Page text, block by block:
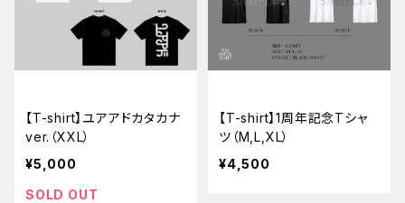
【T-shirt】ユアアドカタカナ
ver.（XXL）
¥5,000
SOLD OUT
【T-shirt】1周年記念Tシャ
ツ（M,L,XL）
¥4,500